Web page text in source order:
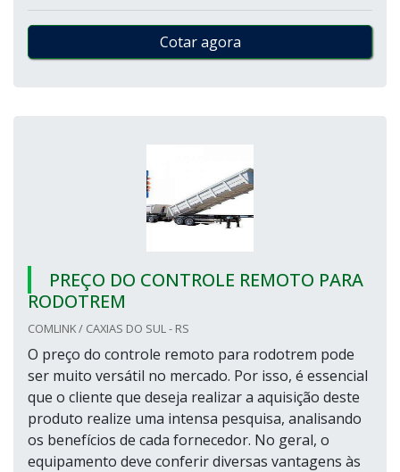
Cotar agora
PREÇO DO CONTROLE REMOTO PARA
RODOTREM
COMLINK / CAXIAS DO SUL - RS
O preço do controle remoto para rodotrem pode
ser muito versátil no mercado. Por isso, é essencial
que o cliente que deseja realizar a aquisição deste
produto realize uma intensa pesquisa, analisando
os benefícios de cada fornecedor. No geral, o
equipamento deve conferir diversas vantagens às